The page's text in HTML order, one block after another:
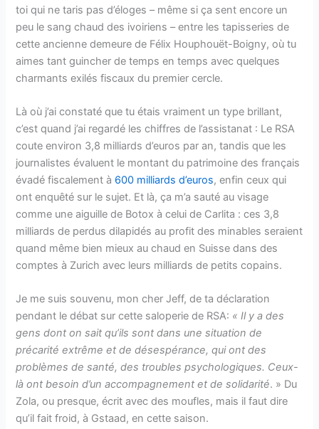
toi qui ne taris pas d’éloges – même si ça sent encore un
peu le sang chaud des ivoiriens – entre les tapisseries de
cette ancienne demeure de Félix Houphouët-Boigny, où tu
aimes tant guincher de temps en temps avec quelques
charmants exilés fiscaux du premier cercle.
Là où j’ai constaté que tu étais vraiment un type brillant,
c’est quand j’ai regardé les chiffres de l’assistanat : Le RSA
coute environ 3,8 milliards d’euros par an, tandis que les
journalistes évaluent le montant du patrimoine des français
évadé fiscalement à 600 milliards d’euros, enfin ceux qui
ont enquêté sur le sujet. Et là, ça m’a sauté au visage
comme une aiguille de Botox à celui de Carlita : ces 3,8
milliards de perdus dilapidés au profit des minables seraient
quand même bien mieux au chaud en Suisse dans des
comptes à Zurich avec leurs milliards de petits copains.
Je me suis souvenu, mon cher Jeff, de ta déclaration
pendant le débat sur cette saloperie de RSA: « Il y a des
gens dont on sait qu’ils sont dans une situation de
précarité extrême et de désespérance, qui ont des
problèmes de santé, des troubles psychologiques. Ceux-
là ont besoin d’un accompagnement et de solidarité. » Du
Zola, ou presque, écrit avec des moufles, mais il faut dire
qu’il fait froid, à Gstaad, en cette saison.